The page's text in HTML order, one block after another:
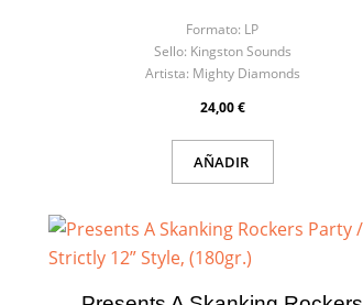
Formato: LP
Sello: Kingston Sounds
Artista: Mighty Diamonds
24,00 €
AÑADIR